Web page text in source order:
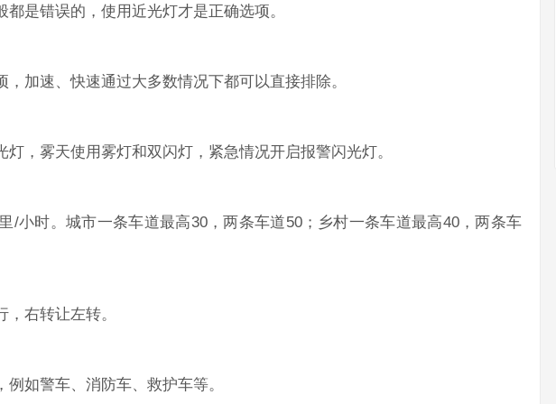
是错误的，使用近光灯才是正确选项。
加速、快速通过大多数情况下都可以直接排除。
，雾天使用雾灯和双闪灯，紧急情况开启报警闪光灯。
/小时。城市一条车道最高30，两条车道50；乡村一条车道最高40，两条车
右转让左转。
如警车、消防车、救护车等。